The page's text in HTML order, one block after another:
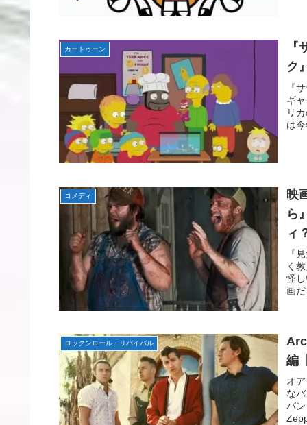
カートゥーン
ク
『
ギ
リ
は
コメディ
映
ら
ィ
『
く
怪
画
ロックンロール・リバイバル
編
オ
な
バ